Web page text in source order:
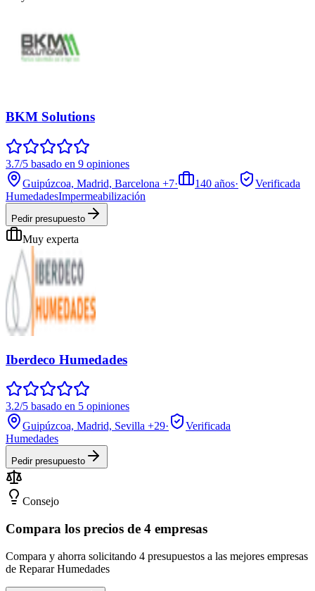
BKM Solutions
3.7/5 basado en 9 opiniones
Guipúzcoa, Madrid, Barcelona +7· 140 años·
Verificada
HumedadesImpermeabilización
Pedir presupuesto
Muy experta
Iberdeco Humedades
3.2/5 basado en 5 opiniones
Guipúzcoa, Madrid, Sevilla +29·
Verificada
Humedades
Pedir presupuesto
Consejo
Compara los precios de 4 empresas
Compara y ahorra solicitando 4 presupuestos a las mejores empresas
de Reparar Humedades